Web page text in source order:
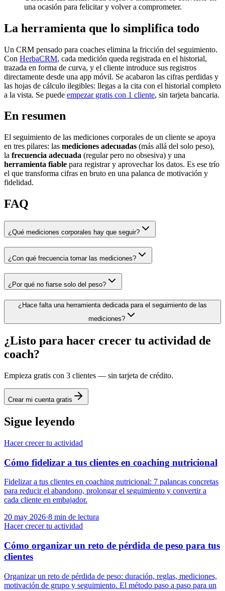
una ocasión para felicitar y volver a comprometer.
La herramienta que lo simplifica todo
Un CRM pensado para coaches elimina la fricción del seguimiento.
Con HerbaCRM, cada medición queda registrada en el historial,
trazada en forma de curva, y el cliente introduce sus registros
directamente desde una app móvil. Se acabaron las cifras perdidas y
las hojas de cálculo ilegibles: llegas a la cita con el historial completo
a la vista. Se puede empezar gratis con 1 cliente, sin tarjeta bancaria.
En resumen
El seguimiento de las mediciones corporales de un cliente se apoya
en tres pilares: las mediciones adecuadas (más allá del solo peso),
la frecuencia adecuada (regular pero no obsesiva) y una
herramienta fiable para registrar y aprovechar los datos. Es ese trío
el que transforma cifras en bruto en una palanca de motivación y
fidelidad.
FAQ
¿Qué mediciones corporales hay que seguir?
¿Con qué frecuencia tomar las mediciones?
¿Por qué no fiarse solo del peso?
¿Hace falta una herramienta dedicada para el seguimiento de las
mediciones?
¿Listo para hacer crecer tu actividad de
coach?
Empieza gratis con 3 clientes — sin tarjeta de crédito.
Crear mi cuenta gratis
Sigue leyendo
Hacer crecer tu actividad
Cómo fidelizar a tus clientes en coaching nutricional
Fidelizar a tus clientes en coaching nutricional: 7 palancas concretas
para reducir el abandono, prolongar el seguimiento y convertir a
cada cliente en embajador.
20 may 2026·8 min de lectura
Hacer crecer tu actividad
Cómo organizar un reto de pérdida de peso para tus
clientes
Organizar un reto de pérdida de peso: duración, reglas, mediciones,
motivación de grupo y seguimiento. El método paso a paso para un